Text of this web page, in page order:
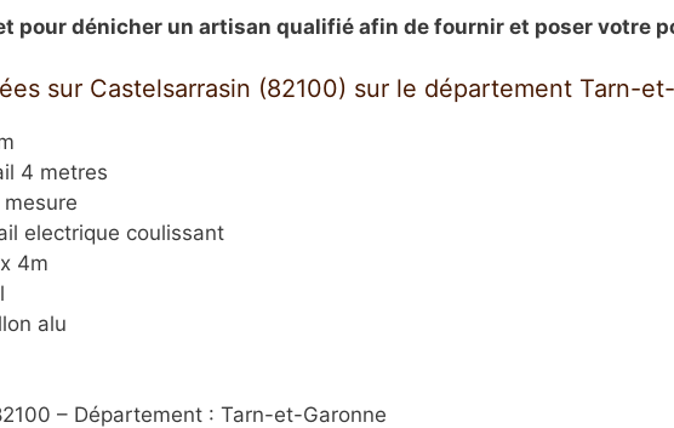
pour dénicher un artisan qualifié afin de fournir et poser votre
sur Castelsarrasin (82100) sur le département Tarn-
4 metres
electrique coulissant
4m
alu
– Département : Tarn-et-Garonne